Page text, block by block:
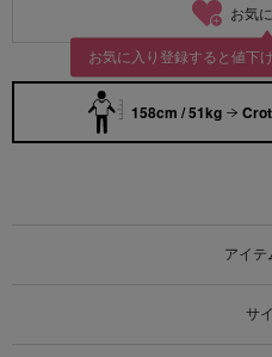
お気
お気に入り登録すると値下
158cm / 51kg
アイテ
サ